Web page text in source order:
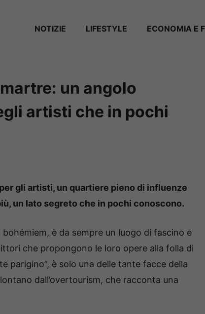
NOTIZIE LIFESTYLE ECONOMIA E
un angolo
artisti che in pochi
gli artisti, un quartiere pieno di influenze
un lato segreto che in pochi conoscono.
bohémiem, è da sempre un luogo di fascino e
che propongono le loro opere alla folla di
parigino”, è solo una delle tante facce della
dall’overtourism, che racconta una